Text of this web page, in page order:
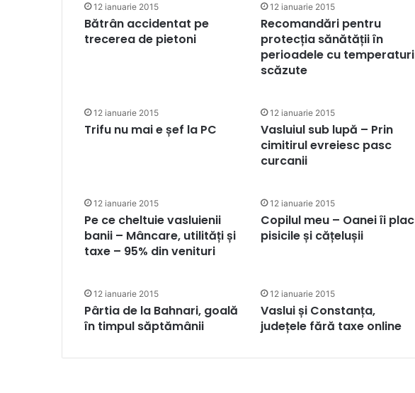
12 ianuarie 2015
Bătrân accidentat pe
trecerea de pietoni
12 ianuarie 2015
Recomandări pentru
protecția sănătății în
perioadele cu temperaturi
scăzute
12 ianuarie 2015
Trifu nu mai e șef la PC
12 ianuarie 2015
Vasluiul sub lupă – Prin
cimitirul evreiesc pasc
curcanii
12 ianuarie 2015
Pe ce cheltuie vasluienii
banii – Mâncare, utilități și
taxe – 95% din venituri
12 ianuarie 2015
Copilul meu – Oanei îi plac
pisicile și cățelușii
12 ianuarie 2015
Pârtia de la Bahnari, goală
în timpul săptămânii
12 ianuarie 2015
Vaslui și Constanța,
județele fără taxe online